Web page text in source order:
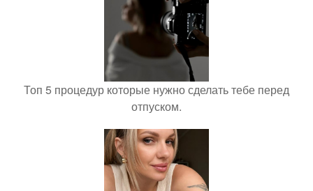
Топ 5 процедур которые нужно сделать тебе перед
отпуском.